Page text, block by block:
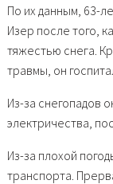
По их данным, 63-
Изер после того,
тяжестью снега.
травмы, он
Из-за снегопадов
электричества,
Из-за плохой
транспорта.